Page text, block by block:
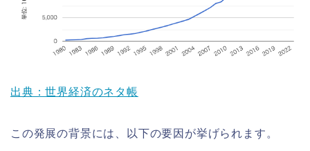
出典：世界経済のネタ帳
この発展の背景には、以下の要因が挙げられます。